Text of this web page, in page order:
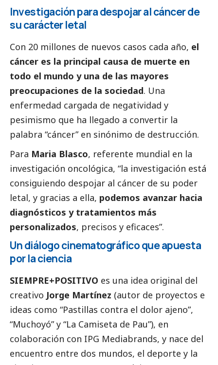
Investigación para despojar al cáncer de
su carácter letal
Con 20 millones de nuevos casos cada año, el
cáncer es la principal causa de muerte en
todo el mundo y una de las mayores
preocupaciones de la sociedad. Una
enfermedad cargada de negatividad y
pesimismo que ha llegado a convertir la
palabra “cáncer” en sinónimo de destrucción.
Para Maria Blasco, referente mundial en la
investigación oncológica, “la investigación está
consiguiendo despojar al cáncer de su poder
letal, y gracias a ella, podemos avanzar hacia
diagnósticos y tratamientos más
personalizados, precisos y eficaces”.
Un diálogo cinematográfico que apuesta
por la ciencia
SIEMPRE+POSITIVO es una idea original del
creativo Jorge Martínez (autor de proyectos e
ideas como “Pastillas contra el dolor ajeno”,
“Muchoyó” y “La Camiseta de Pau”), en
colaboración con IPG Mediabrands, y nace del
encuentro entre dos mundos, el deporte y la